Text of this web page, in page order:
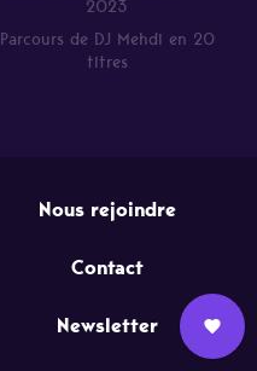
2023
Parcours de DJ Mehdi en 20
titres
Nous rejoindre
Contact
Newsletter